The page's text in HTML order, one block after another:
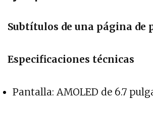
Subtítulos de una página de
Especificaciones técnicas
Pantalla: AMOLED de 6.7